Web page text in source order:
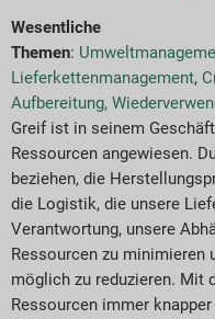
Wesentliche
Themen:
Lieferkettenmanagement,
Aufbereitung,
Greif ist in seinem
Ressourcen angewiesen.
beziehen, die
die Logistik, die unsere
Verantwortung, unsere
Ressourcen zu minimieren
möglich zu reduzieren. Mit
Ressourcen immer